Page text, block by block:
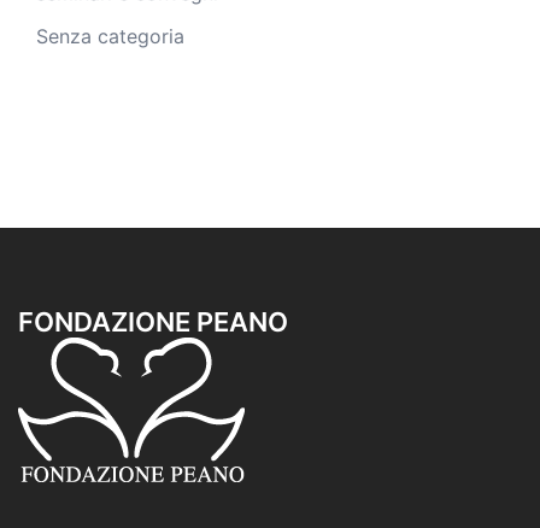
Senza categoria
FONDAZIONE PEANO